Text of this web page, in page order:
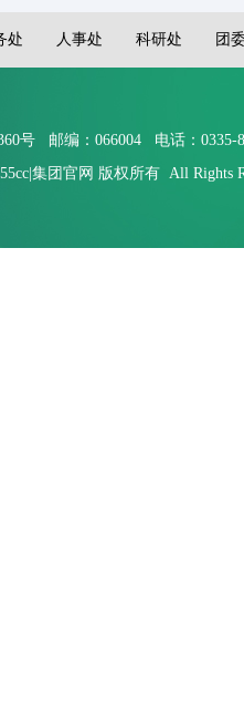
处 人事处 科研处 团
号 邮编：066004 电话：0335-
集团官网 版权所有 All Rights